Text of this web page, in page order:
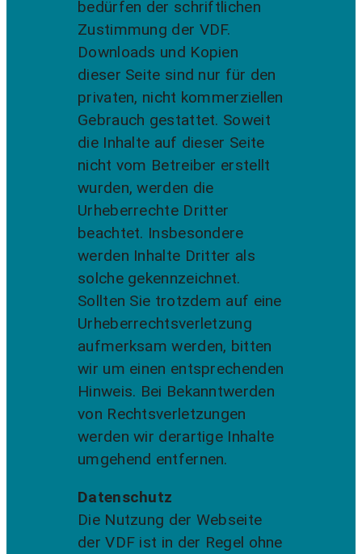
bedürfen der schriftlichen
Zustimmung der VDF.
Downloads und Kopien
dieser Seite sind nur für den
privaten, nicht kommerziellen
Gebrauch gestattet. Soweit
die Inhalte auf dieser Seite
nicht vom Betreiber erstellt
wurden, werden die
Urheberrechte Dritter
beachtet. Insbesondere
werden Inhalte Dritter als
solche gekennzeichnet.
Sollten Sie trotzdem auf eine
Urheberrechtsverletzung
aufmerksam werden, bitten
wir um einen entsprechenden
Hinweis. Bei Bekanntwerden
von Rechtsverletzungen
werden wir derartige Inhalte
umgehend entfernen.
Datenschutz
Die Nutzung der Webseite
der VDF ist in der Regel ohne